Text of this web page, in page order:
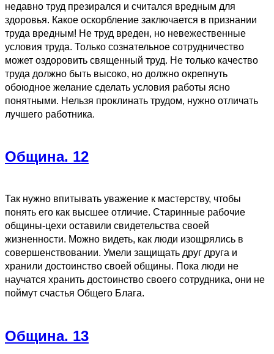
недавно труд презирался и считался вредным для
здоровья. Какое оскорбление заключается в признании
труда вредным! Не труд вреден, но невежественные
условия труда. Только сознательное сотрудничество
может оздоровить священный труд. Не только качество
труда должно быть высоко, но должно окрепнуть
обоюдное желание сделать условия работы ясно
понятными. Нельзя проклинать трудом, нужно отличать
лучшего работника.
Община. 12
Так нужно впитывать уважение к мастерству, чтобы
понять его как высшее отличие. Старинные рабочие
общины-цехи оставили свидетельства своей
жизненности. Можно видеть, как люди изощрялись в
совершенствовании. Умели защищать друг друга и
хранили достоинство своей общины. Пока люди не
научатся хранить достоинство своего сотрудника, они не
поймут счастья Общего Блага.
Община. 13